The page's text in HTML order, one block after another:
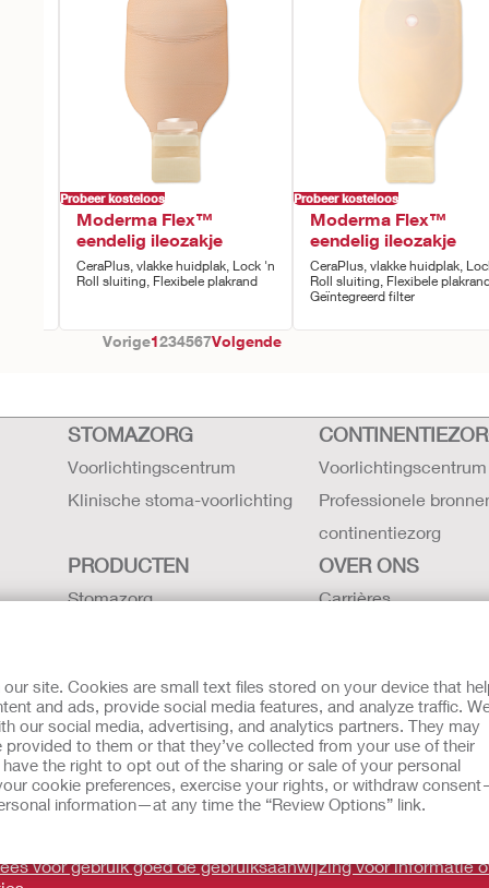
site. Cookies are small text files stored on your device that
and ads, provide social media features, and analyze traffic.
our social media, advertising, and analytics partners. They may
to them or that they’ve collected from your use of their
the right to opt out of the sharing or sale of your personal
cookie preferences, exercise your rights, or withdraw
information—at any time the “Review Options” link.
Probeer kosteloos
Moderma Flex™
eendelig ileozakje
CeraPlus, vlakke huidplak, Lock 'n
Roll sluiting, Flexibele plakrand
Probeer kosteloos
Moderma Flex™
eendelig ileozakje
CeraPlus, vlakke huidplak,
Roll sluiting, Flexibele
Geïntegreerd filter
Vorige1234567Volgende
STOMAZORG
Voorlichtingscentrum
Klinische stoma-voorlichting
Voorlichtingscentrum
Professionele
continentiezorg
PRODUCTEN
Stomazorg
Gebruiksaanwijzing
Latex verklaring -
veiligheidsgegevens
OVER ONS
Carrières
De geschiedenis van
Nieuws en
aan Klokkenluiders
als vervanging voor het advies van uw eigen arts of
voor gebruik goed de gebruiksaanwijzing voor informatie